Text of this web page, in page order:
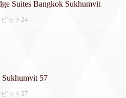
Suites Bangkok Sukhumvit
ット24
57
ット57